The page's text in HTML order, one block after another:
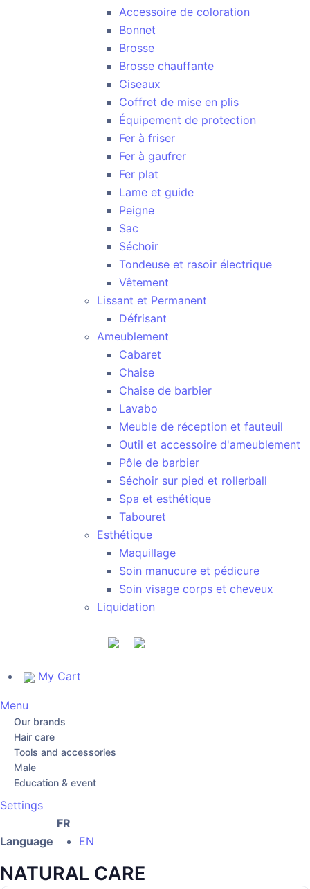
My Cart
Accessoire de coloration
Bonnet
Brosse
Brosse chauffante
Ciseaux
Coffret de mise en plis
Équipement de protection
Fer à friser
Fer à gaufrer
Fer plat
Lame et guide
Peigne
Sac
Séchoir
Tondeuse et rasoir électrique
Vêtement
Lissant et Permanent
Défrisant
Ameublement
Cabaret
Chaise
Chaise de barbier
Lavabo
Meuble de réception et fauteuil
Outil et accessoire d'ameublement
Pôle de barbier
Séchoir sur pied et rollerball
Spa et esthétique
Tabouret
Esthétique
Maquillage
Soin manucure et pédicure
Soin visage corps et cheveux
Liquidation
Menu
Our brands
Hair care
Tools and accessories
Male
Education & event
Settings
Language
FR
EN
NATURAL CARE